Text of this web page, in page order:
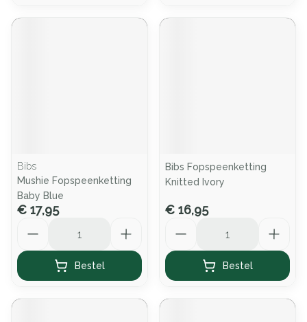
Bibs
Mushie Fopspeenketting
Baby Blue
€ 17,95
Bestel
Bibs Fopspeenketting
Knitted Ivory
€ 16,95
Bestel